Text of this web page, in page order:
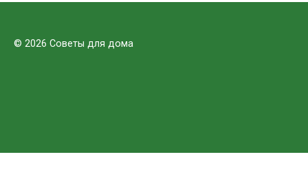
© 2026 Советы для дома